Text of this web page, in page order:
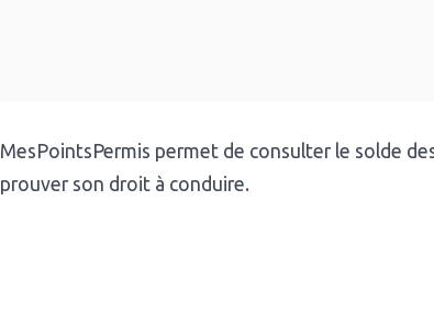
MesPointsPermis permet de consulter le solde
prouver son droit à conduire.